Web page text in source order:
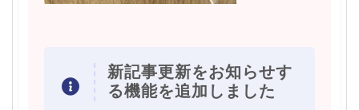
新記事更新をお知らせす
る機能を追加しました